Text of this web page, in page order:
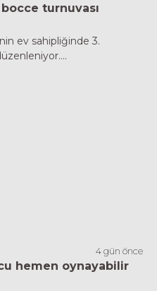
bocce turnuvası
ev sahipliğinde 3.
4 gün önce
hemen oynayabilir